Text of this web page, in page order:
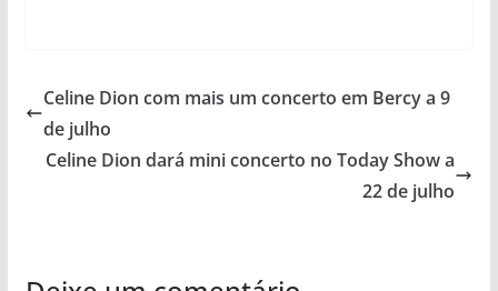
Celine Dion com mais um concerto em Bercy a 9
de julho
Celine Dion dará mini concerto no Today Show a
22 de julho